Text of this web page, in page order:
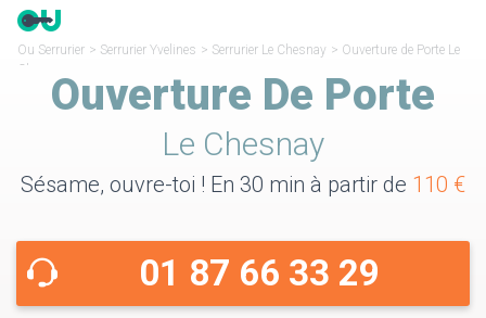
Ou Serrurier > Serrurier Yvelines > Serrurier Le Chesnay > Ouverture de Porte Le
Chesnay
Ouverture De Porte
Le Chesnay
Sésame, ouvre-toi ! En 30 min à partir de 110 €
01 87 66 33 29